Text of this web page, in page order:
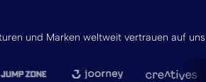
und Marken weltweit vertrauen auf uns